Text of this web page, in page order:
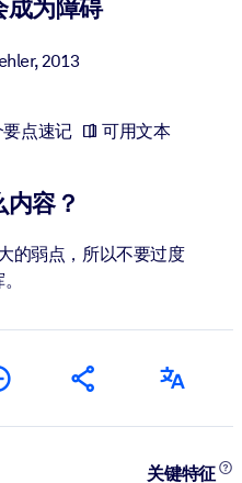
LMS/LXP，以获得更强的学习效
人工智能系统提供动力，以改善输
成为障碍
,2013
要点速记 可用文本
容？
的弱点，所以不要过度
关键特征